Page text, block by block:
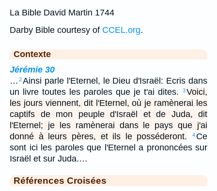
La Bible David Martin 1744
Darby Bible courtesy of CCEL.org.
Contexte
Jérémie 30
… 2Ainsi parle l'Eternel, le Dieu d'Israël: Ecris dans
un livre toutes les paroles que je t'ai dites.
3Voici,
les jours viennent, dit l'Eternel, où je ramènerai les
captifs de mon peuple d'Israël et de Juda, dit
l'Eternel; je les ramènerai dans le pays que j'ai
donné à leurs pères, et ils le posséderont.
4 Ce
sont ici les paroles que l'Eternel a prononcées sur
Israël et sur Juda.…
Références Croisées